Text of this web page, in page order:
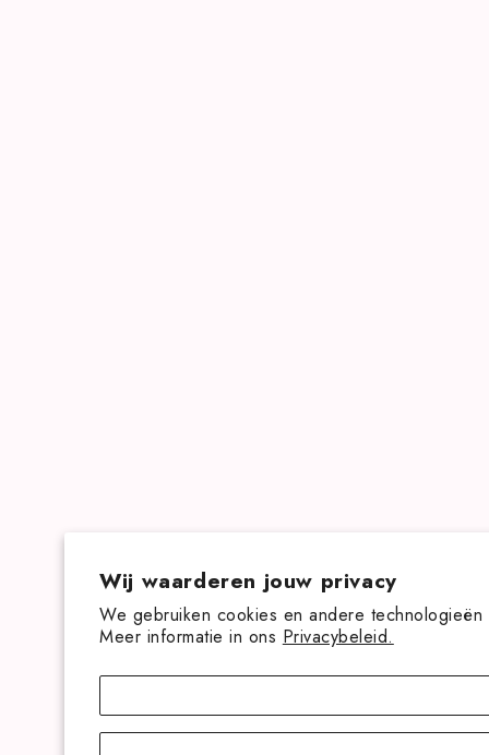
Wij waarderen jouw privacy
We gebruiken cookies en andere
Meer informatie in ons Privacybeleid.